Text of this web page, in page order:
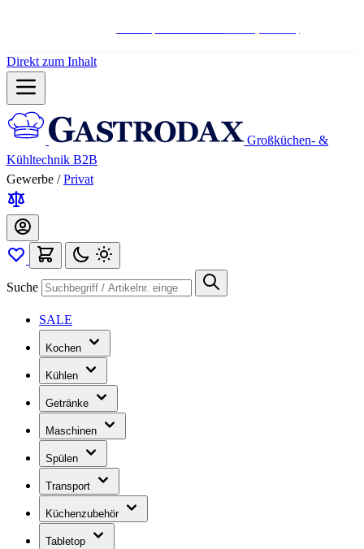
Direkt zum Inhalt
Großküchen- &
Kühltechnik B2B
Gewerbe / Privat
Suche
SALE
Kochen
Kühlen
Getränke
Maschinen
Spülen
Transport
Küchenzubehör
Tabletop